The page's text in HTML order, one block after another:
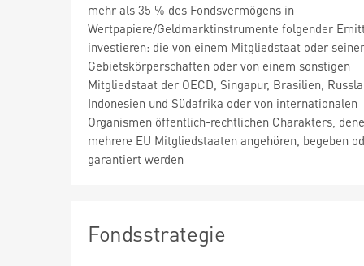
mehr als 35 % des Fondsvermögens in
Wertpapiere/Geldmarktinstrumente folgender
investieren: die von einem Mitgliedstaat oder
Gebietskörperschaften oder von einem sonstigen
Mitgliedstaat der OECD, Singapur, Brasilien,
Indonesien und Südafrika oder von internationalen
Organismen öffentlich-rechtlichen Charakters,
mehrere EU Mitgliedstaaten angehören, begeben
garantiert werden
Fondsstrategie